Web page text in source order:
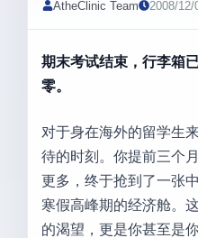
AtheClinic Team 2008/12/
期末考试结束，行李箱
零。
对于身在海外的留学生
待的时刻。你提前三个
更多，终于抢到了一张
寒假高峰期的经济舱。
的渴望，更是你甚至是